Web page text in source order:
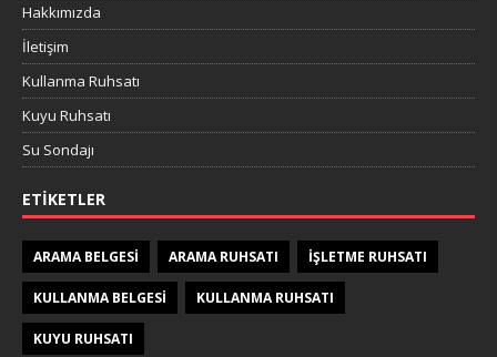
Hakkımızda
İletişim
Kullanma Ruhsatı
Kuyu Ruhsatı
Su Sondajı
ETIKETLER
ARAMA BELGESI ARAMA RUHSATI IŞLETME RUHSATI
KULLANMA BELGESI KULLANMA RUHSATI
KUYU RUHSATI